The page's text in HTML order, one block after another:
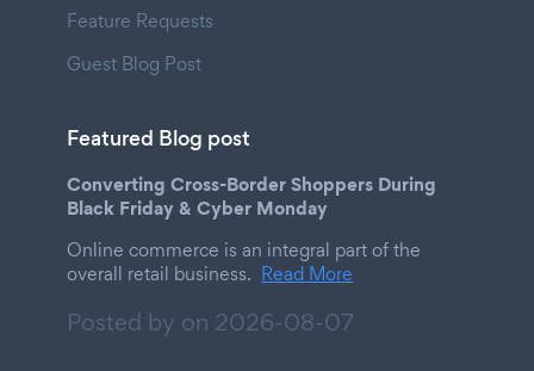
Feature Requests
Guest Blog Post
Featured Blog post
Converting Cross-Border Shoppers During
Black Friday & Cyber Monday
Online commerce is an integral part of the
overall retail business. Read More
Posted by on 2026-08-07